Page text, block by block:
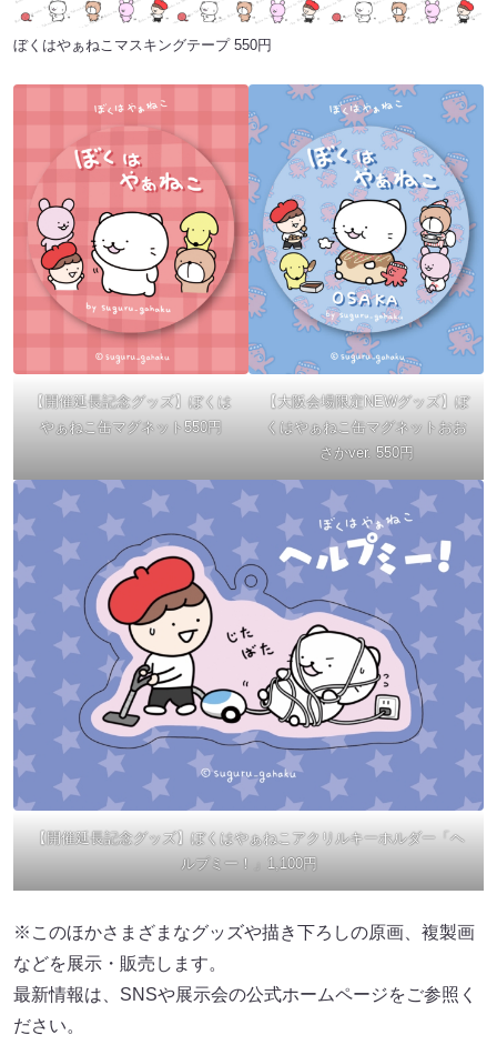
ぼくはやぁねこマスキングテープ 550円
【開催延長記念グッズ】ぼくは
やぁねこ缶マグネット550円
【大阪会場限定NEWグッズ】ぼ
くはやぁねこ缶マグネットおお
さかver. 550円
【開催延長記念グッズ】ぼくはやぁねこアクリルキーホルダー「ヘ
ルプミー！」1,100円
※このほかさまざまなグッズや描き下ろしの原画、複製画
などを展示・販売します。
最新情報は、SNSや展示会の公式ホームページをご参照く
ださい。